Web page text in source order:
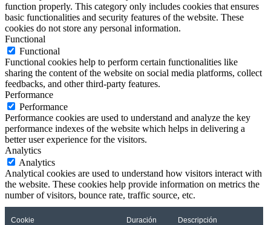
function properly. This category only includes cookies that ensures
basic functionalities and security features of the website. These
cookies do not store any personal information.
Functional
Functional
Functional cookies help to perform certain functionalities like
sharing the content of the website on social media platforms, collect
feedbacks, and other third-party features.
Performance
Performance
Performance cookies are used to understand and analyze the key
performance indexes of the website which helps in delivering a
better user experience for the visitors.
Analytics
Analytics
Analytical cookies are used to understand how visitors interact with
the website. These cookies help provide information on metrics the
number of visitors, bounce rate, traffic source, etc.
Cookie Duración Descripción